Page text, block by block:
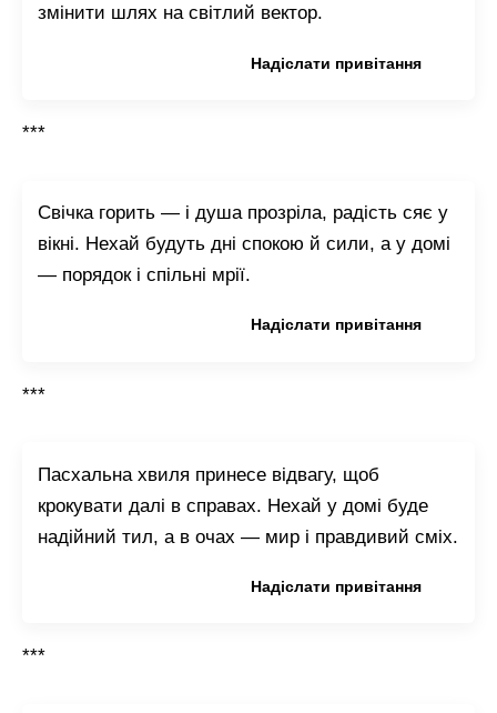
змінити шлях на світлий вектор.
Надіслати привітання
***
Свічка горить — і душа прозріла, радість сяє у
вікні. Нехай будуть дні спокою й сили, а у домі
— порядок і спільні мрії.
Надіслати привітання
***
Пасхальна хвиля принесе відвагу, щоб
крокувати далі в справах. Нехай у домі буде
надійний тил, а в очах — мир і правдивий сміх.
Надіслати привітання
***